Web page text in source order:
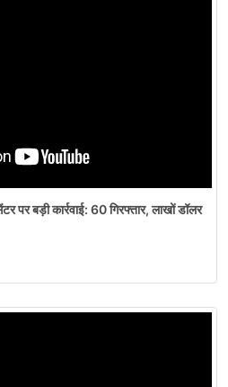
पर बड़ी कार्रवाई: 60 गिरफ्तार, लाखों डॉलर